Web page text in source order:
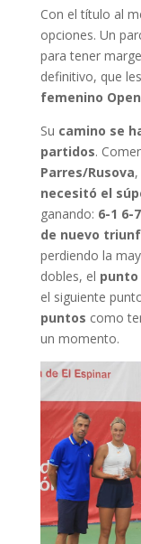
Con el título al
opciones. Un
para tener
definitivo, que
femenino
Su camino se
partidos.
Parres/Rusova
necesitó el
ganando: 6-1 6-
de nuevo
perdiendo la
dobles, el punto
el siguiente
puntos como
un momento.